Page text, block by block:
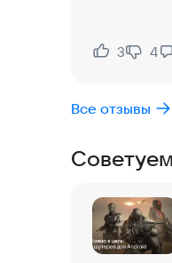
Соревнуйся
длинный
самых
УВАЖАТЬ себя!
Нравится:
3
Не
4
Все отзывы